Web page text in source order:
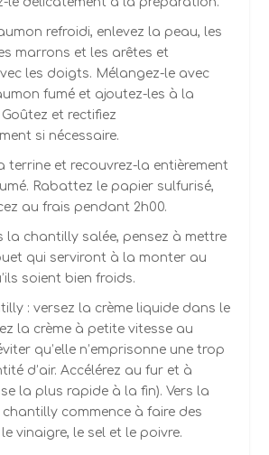
refroidi, enlevez la peau, les
marrons et les arêtes et
les doigts. Mélangez-le avec
fumé et ajoutez-les à la
et rectifiez
si nécessaire.
terrine et recouvrez-la entièrement
Rabattez le papier sulfurisé,
au frais pendant 2h00.
la chantilly salée, pensez à mettre
qui serviront à la monter au
soient bien froids.
: versez la crème liquide dans le
la crème à petite vitesse au
qu’elle n’emprisonne une trop
d’air. Accélérez au fur et à
la plus rapide à la fin). Vers la
commence à faire des
vinaigre, le sel et le poivre.